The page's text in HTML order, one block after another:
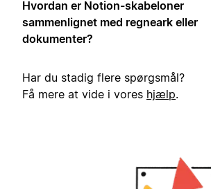
Hvordan er Notion-skabeloner
sammenlignet med regneark eller
dokumenter?
Har du stadig flere spørgsmål?
Få mere at vide i vores hjælp.